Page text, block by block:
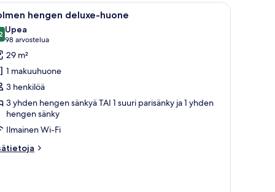
Hotellihuone, jossa on kaksi sänkyä,
14 hengen deluxe-huone
kautta 10
Upea
98 arvostelua
(98
arvostelua)
29 m²
1 makuuhuone
3 henkilöä
3 yhden hengen sänkyä TAI 1 suuri parisänky ja 1 yhden
hengen sänky
Ilmainen Wi-Fi